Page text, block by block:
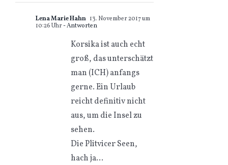
Lena Marie Hahn 13. November 2017 um
10:26 Uhr- Antworten
Korsika ist auch echt
groß, das unterschätzt
man (ICH) anfangs
gerne. Ein Urlaub
reicht definitiv nicht
aus, um die Insel zu
sehen.
Die Plitvicer Seen,
hach ja…